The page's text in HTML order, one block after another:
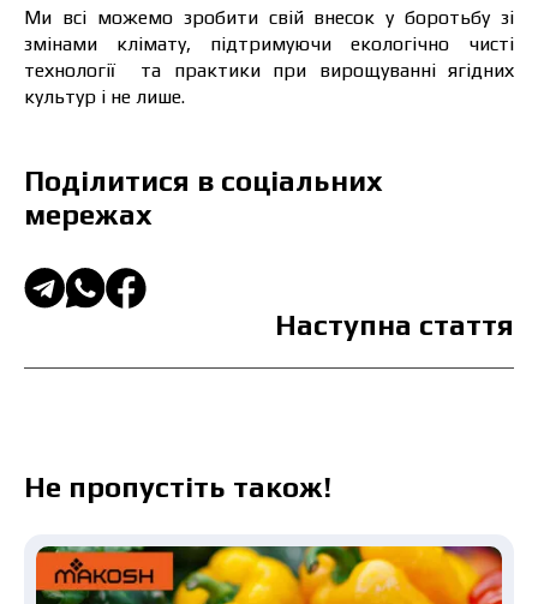
Ми всі можемо зробити свій внесок у боротьбу зі
змінами клімату, підтримуючи екологічно чисті
технології та практики при вирощуванні ягідних
культур і не лише.
Поділитися в соціальних
мережах
Наступна стаття
Не пропустіть також!
Я ознайомився та приймаю політику
захисту персональних даних.